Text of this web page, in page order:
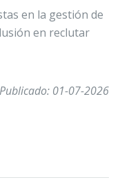
en la gestión de
en reclutar
Publicado: 01-07-2026